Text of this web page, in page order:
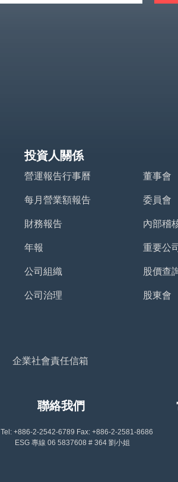
投資人關係
營運報告行事曆
每月營業額報告
財務報告
年報
公司組織
公司治理
董事會
委員會
內部稽
重要公
股價查
股東會
企業社會責任信箱
聯絡我們
Tel: +886-2-2542-6789 Fax: +886-2-2581-8686
ESG 專線 06 5837608 # 364 劉小姐